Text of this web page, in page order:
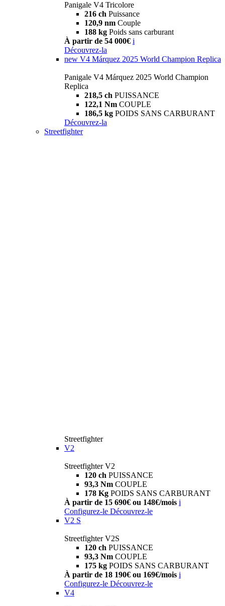
Panigale V4 Tricolore
216 ch Puissance
120,9 nm Couple
188 kg Poids sans carburant
À partir de 54 000€ i
Découvrez-la
new V4 Márquez 2025 World Champion Replica
Panigale V4 Márquez 2025 World Champion
Replica
218,5 ch PUISSANCE
122,1 Nm COUPLE
186,5 kg POIDS SANS CARBURANT
Découvrez-la
Streetfighter
Streetfighter
V2
Streetfighter V2
120 ch PUISSANCE
93,3 Nm COUPLE
178 Kg POIDS SANS CARBURANT
À partir de 15 690€ ou 148€/mois i
Configurez-le Découvrez-le
V2 S
Streetfighter V2S
120 ch PUISSANCE
93,3 Nm COUPLE
175 kg POIDS SANS CARBURANT
À partir de 18 190€ ou 169€/mois i
Configurez-le Découvrez-le
V4